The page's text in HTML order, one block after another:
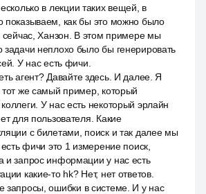
в лекции таких вещей, в
показываем, как бы это можно было
сейчас, Ханзон. В этом примере мы
задачи неплохо было бы генерировать
У нас есть фичи.
агент? Давайте здесь. И далее. Я
тот же самый пример, который
У нас есть некоторый эрлайн
для пользователя. Какие
с билетами, поиск и так далее мы
фичи это 1 измерение поиск,
и запрос информации у нас есть
какие-то hk? Нет, нет ответов.
запросы, ошибки в системе. И у нас